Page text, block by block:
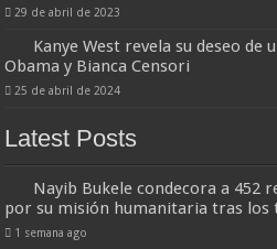
29 de abril de 2023
Kanye West revela su deseo
Obama y Bianca Censori
25 de abril de 2024
Latest Posts
Nayib Bukele condecora a 452
por su misión humanitaria tras los
1 semana ago